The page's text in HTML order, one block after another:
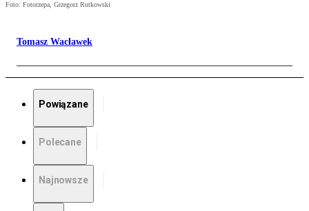
Foto: Fotorzepa, Grzegorz Rutkowski
Tomasz Wacławek
Powiązane
Polecane
Najnowsze